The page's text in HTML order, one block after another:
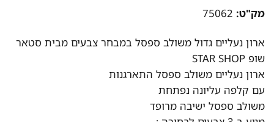
מק"ט:75062
ארון נעליים גדול משולב ספסל במבחר צבעים מבית סטאר
שופ STAR SHOP
ארון נעליים משולב ספסל התארגנות
עם קלפה עליונה נפתחת
משולב ספסל ישיבה מרופד